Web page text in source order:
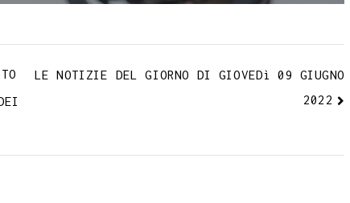
LE NOTIZIE DEL GIORNO DI GIOVEDì 09 GIUGNO
2022